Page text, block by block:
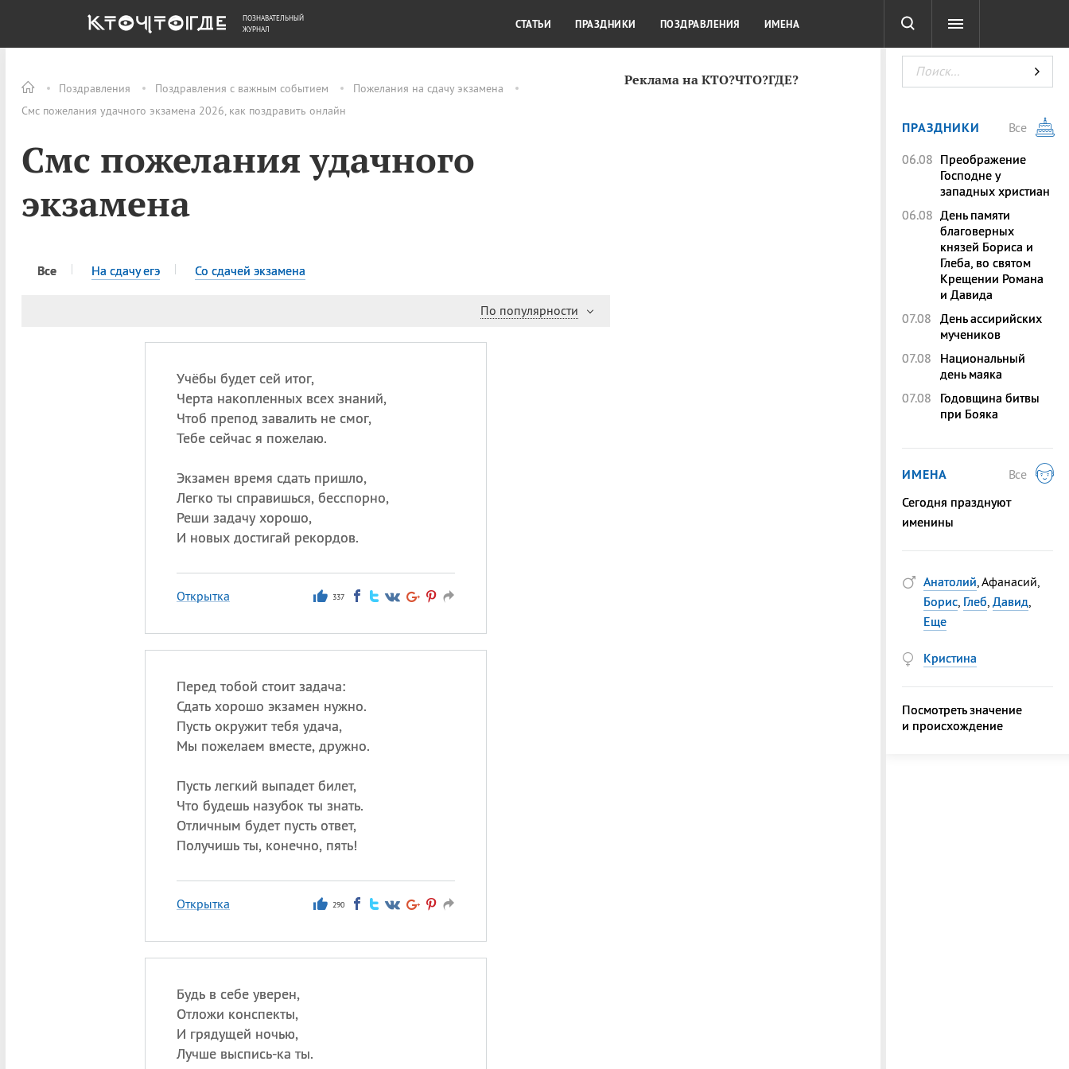
Поздравления Поздравления с важным событием
Пожелания на сдачу экзамена
Смс пожелания удачного экзамена 2026, как поздравить онлайн
Смс пожелания удачного
экзамена
Все На сдачу егэ Со сдачей экзамена
По популярности
Учёбы будет сей итог,
Черта накопленных всех знаний,
Чтоб препод завалить не смог,
Тебе сейчас я пожелаю.
Экзамен время сдать пришло,
Легко ты справишься, бесспорно,
Реши задачу хорошо,
И новых достигай рекордов.
Открытка 337
Перед тобой стоит задача:
Сдать хорошо экзамен нужно.
Пусть окружит тебя удача,
Мы пожелаем вместе, дружно.
Пусть легкий выпадет билет,
Что будешь назубок ты знать.
Отличным будет пусть ответ,
Получишь ты, конечно, пять!
Открытка 290
Будь в себе уверен,
Отложи конспекты,
И грядущей ночью,
Лучше выспись-ка ты.
Реклама на КТО?ЧТО?ГДЕ?
ОБЩЕСТВО ДЕНЬГИ КУЛЬТУРА КРАСОТА ТЕСТЫ
ПОЗНАВАТЕЛЬНЫЙ
ЖУРНАЛ
СТАТЬИ ПРАЗДНИКИ ПОЗДРАВЛЕНИЯ ИМЕНА
ПРАЗДНИКИ
Все
06.08 Преображение
Господне у
западных христиан
06.08 День памяти
благоверных
князей Бориса и
Глеба, во святом
Крещении Романа
и Давида
07.08 День ассирийских
мучеников
07.08
Национальный
день маяка
07.08
Годовщина битвы
при Бояка
ИМЕНА
Все
Сегодня празднуют
именины
Анатолий, Афанасий,
Борис, Глеб, Давид,
Еще
Кристина
Посмотреть значение
и происхождение